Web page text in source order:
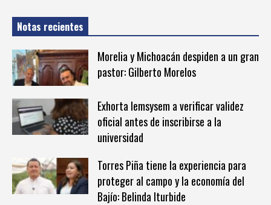
Notas recientes
Morelia y Michoacán despiden a un gran
pastor: Gilberto Morelos
Exhorta Iemsysem a verificar validez
oficial antes de inscribirse a la
universidad
Torres Piña tiene la experiencia para
proteger al campo y la economía del
Bajío: Belinda Iturbide